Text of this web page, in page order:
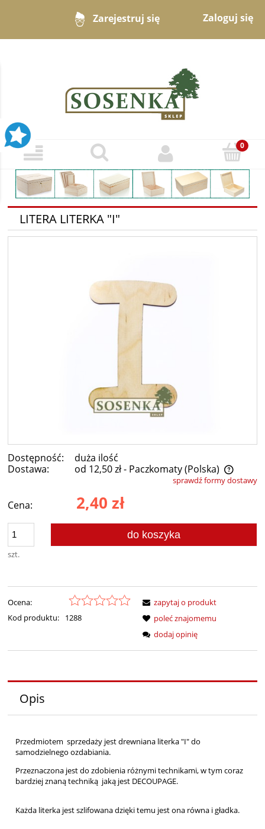
Zarejestruj się Zaloguj się
LITERA LITERKA "I"
Dostępność:
duża ilość
Dostawa:
od 12,50 zł- Paczkomaty(Polska)
Cena nie zawiera ewentualnych kosztów płatnościsprawdź formy dostawy
Cena: 2,40 zł
szt.
do koszyka
Ocena:
Kod produktu:
1288
zapytaj o produkt
poleć znajomemu
dodaj opinię
Opis
Przedmiotem sprzedaży jest drewniana literka "I" do
samodzielnego ozdabiania.
Przeznaczona jest do zdobienia różnymi technikami, w tym coraz
bardziej znaną techniką jaką jest DECOUPAGE.
Każda literka jest szlifowana dzięki temu jest ona równa i gładka.